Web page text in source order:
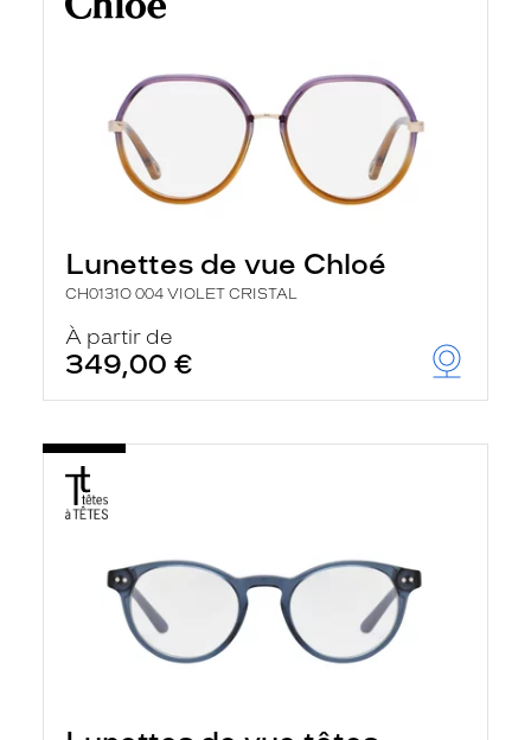
Lunettes de vue Chloé
CH0131O 004 VIOLET CRISTAL
À partir de
349,00 €